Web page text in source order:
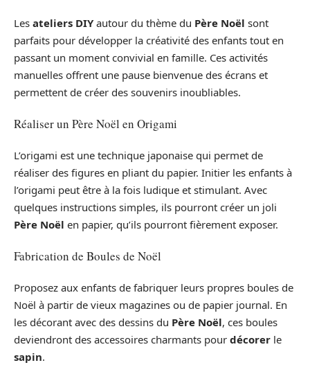
Les ateliers DIYautour du thème du Père Noël sont
parfaits pour développer la créativité des enfants tout en
passant un moment convivial en famille. Ces activités
manuelles offrent une pause bienvenue des écrans et
permettent de créer des souvenirs inoubliables.
Réaliser un Père Noël en Origami
L’origami est une technique japonaise qui permet de
réaliser des figures en pliant du papier. Initier les enfants à
l’origami peut être à la fois ludique et stimulant. Avec
quelques instructions simples, ils pourront créer un joli
Père Noël en papier, qu’ils pourront fièrement exposer.
Fabrication de Boules de Noël
Proposez aux enfants de fabriquer leurs propres boules de
Noël à partir de vieux magazines ou de papier journal. En
les décorant avec des dessins du Père Noël, ces boules
deviendront des accessoires charmants pour décorer le
sapin.